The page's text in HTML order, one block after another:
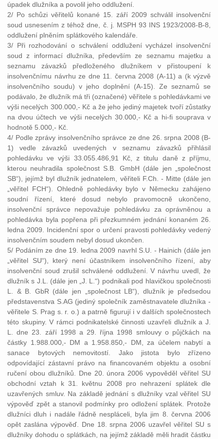
úpadek dlužníka a povolil jeho oddlužení.
2/ Po schůzi věřitelů konané 15. září 2009 schválil insolvenční
soud usnesením z téhož dne, č. j. MSPH 93 INS 1923/2008-B-8,
oddlužení plněním splátkového kalendáře.
3/ Při rozhodování o schválení oddlužení vycházel insolvenční
soud z informací dlužníka, především ze seznamu majetku a
seznamu závazků předloženého dlužníkem v přistoupení k
insolvenčnímu návrhu ze dne 11. června 2008 (A-11) a (k výzvě
insolvenčního soudu) v jeho doplnění (A-15). Ze seznamů se
podávalo, že dlužník má tři (označené) věřitele s pohledávkami ve
výši necelých 300.000,- Kč a že jeho jediný majetek tvoří zůstatky
na dvou účtech ve výši necelých 30.000,- Kč a hi-fi souprava v
hodnotě 5.000,- Kč.
4/ Podle zprávy insolvenčního správce ze dne 26. srpna 2008 (B-
1) vedle závazků uvedených v seznamu závazků přihlásil
pohledávku ve výši 33.055.486,91 Kč, z titulu daně z příjmu,
kterou neuhradila společnost S.B. GmbH (dále jen „společnost
SB“), jejímž byl dlužník jednatelem, věřiteli F.Ch. - Mitte (dále jen
„věřitel FCH“). Ohledně pohledávky bylo v Německu zahájeno
soudní řízení, které dosud nebylo pravomocně ukončeno,
insolvenční správce nepovažuje pohledávku za oprávněnou a
pohledávka byla popřena při přezkumném jednání konaném 26.
ledna 2009. Incidenční spor o určení pravosti pohledávky vedený
insolvenčním soudem nebyl dosud ukončen.
5/ Podáním ze dne 19. ledna 2009 navrhl S.U. - Hainich (dále jen
„věřitel SU“), který není účastníkem insolvenčního řízení, aby
insolvenční soud zrušil schválené oddlužení. V návrhu uvedl, že
dlužník s J.L. (dále jen „J. L.“) podnikali pod hlavičkou společnosti
L. & B. GbR (dále jen „společnost LB“), dlužník je předsedou
představenstva S.AG (jediný společník zaměstnavatele dlužníka -
věřitele S. Prag s. r. o.) a patrně figurují i v dalších společnostech
této skupiny. V rámci podnikatelské činnosti uzavřeli dlužník a J.
L. dne 23. září 1998 a 29. října 1998 smlouvy o půjčkách na
částky 1.988.000,- DM a 1.958.850,- DM, za účelem nabytí a
sanace bytových nemovitostí. Jako jistota bylo zřízeno
odpovídající zástavní právo na financovaném objektu a osobní
ručení obou dlužníků. Dne 20. února 2006 vypověděl věřitel SU
obchodní vztah k 31. květnu 2008 pro nehrazení splátek dle
uzavřených smluv. Na základě jednání s dlužníky vzal věřitel SU
výpověď zpět a stanovil podmínky pro odložení splátek. Protože
dlužníci dluh i nadále řádně nespláceli, byla jim 8. června 2006
opět zaslána výpověď. Dne 18. srpna 2006 uzavřel věřitel SU s
dlužníky dohodu o splátkách, na jejímž základě měli hradit částku